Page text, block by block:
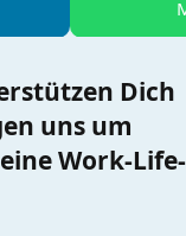
Dich
uns um
Work-Life-